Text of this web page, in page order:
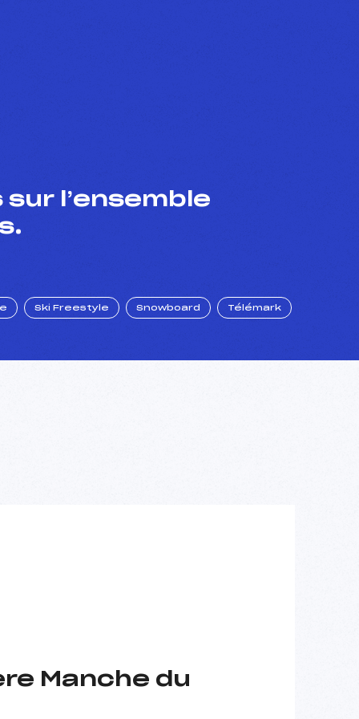
l’ensemble
Ski Freestyle Snowboard Télémark
Manche du